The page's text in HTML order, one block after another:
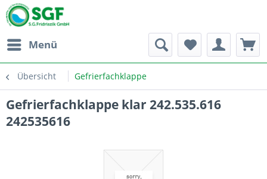
Menü
Übersicht Gefrierfachklappe
Gefrierfachklappe klar 242.535.616
242535616